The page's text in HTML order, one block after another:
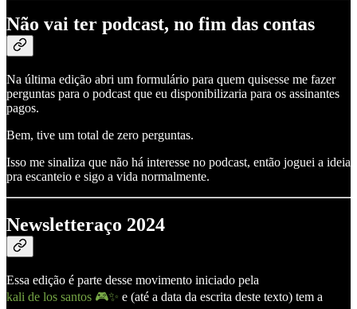
Não vai ter podcast, no fim das contas
Na última edição abri um formulário para quem quisesse me fazer
perguntas para o podcast que eu disponibilizaria para os assinantes
pagos.
Bem, tive um total de zero perguntas.
Isso me sinaliza que não há interesse no podcast, então joguei a ideia
pra escanteio e sigo a vida normalmente.
Newsletteraço 2024
Essa edição é parte desse movimento iniciado pela
kali de los santos 🎮✨ e (até a data da escrita deste texto) tem a